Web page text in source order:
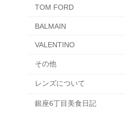
TOM FORD
BALMAIN
VALENTINO
その他
レンズについて
銀座6丁目美食日記